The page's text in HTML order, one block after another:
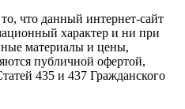
что данный интернет-сайт
характер и ни при
материалы и цены,
публичной офертой,
435 и 437 Гражданского